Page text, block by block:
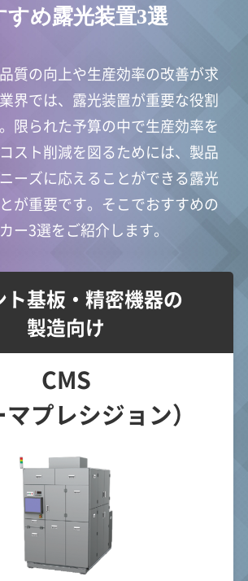
すめ露光装置3選
質の向上や生産効率の改善が求
界では、露光装置が重要な役割
限られた予算の中で生産効率を
スト削減を図るためには、製品
ーズに応えることができる露光
が重要です。そこでおすすめの
ー3選をご紹介します。
ト基板・精密機器の
製造向け
CMS
マプレシジョン）